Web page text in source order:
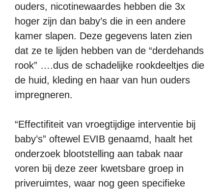
ouders, nicotinewaardes hebben die 3x
hoger zijn dan baby’s die in een andere
kamer slapen. Deze gegevens laten zien
dat ze te lijden hebben van de “derdehands
rook” ….dus de schadelijke rookdeeltjes die
de huid, kleding en haar van hun ouders
impregneren.
“Effectifiteit van vroegtijdige interventie bij
baby’s” oftewel EVIB genaamd, haalt het
onderzoek blootstelling aan tabak naar
voren bij deze zeer kwetsbare groep in
priveruimtes, waar nog geen specifieke